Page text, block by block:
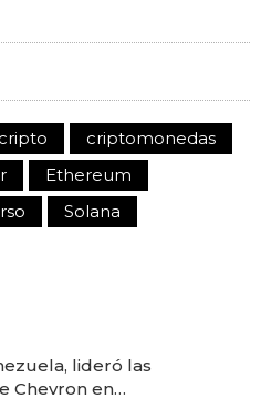
cripto
criptomonedas
Ethereum
Solana
lideró las
Chevron en